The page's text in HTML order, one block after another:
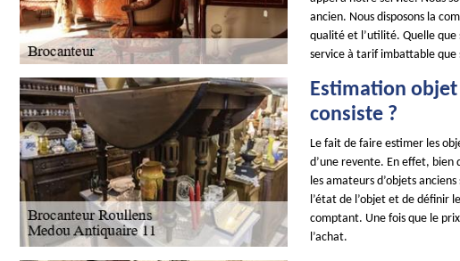
ancien. Nous disposons la
qualité et l’utilité. Quelle
service à tarif imbattable que
Estimation objet
consiste ?
Le fait de faire estimer les
d’une revente. En effet, bien
les amateurs d’objets
l’état de l’objet et de définir
comptant. Une fois que le
l’achat.